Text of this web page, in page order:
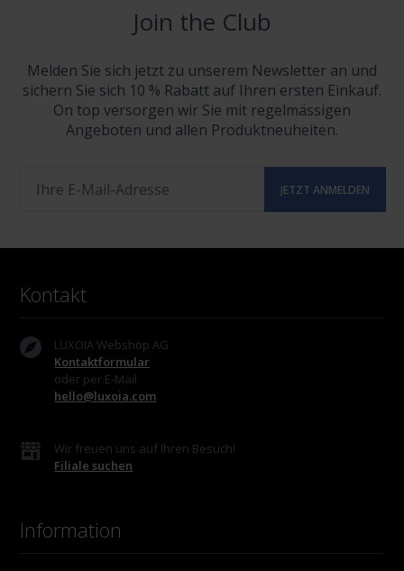
Join the Club
Melden Sie sich jetzt zu unserem Newsletter an und
sichern Sie sich 10 % Rabatt auf Ihren ersten Einkauf.
On top versorgen wir Sie mit regelmässigen
Angeboten und allen Produktneuheiten.
Kontakt
LUXOIA Webshop AG
Kontaktformular
oder per E-Mail
hello@luxoia.com
Wir freuen uns auf Ihren Besuch!
Filiale suchen
Information